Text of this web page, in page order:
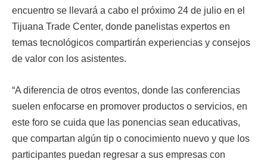
encuentro se llevará a cabo el próximo 24 de julio en el
Tijuana Trade Center, donde panelistas expertos en
temas tecnológicos compartirán experiencias y consejos
de valor con los asistentes.
“A diferencia de otros eventos, donde las conferencias
suelen enfocarse en promover productos o servicios, en
este foro se cuida que las ponencias sean educativas,
que compartan algún tip o conocimiento nuevo y que los
participantes puedan regresar a sus empresas con